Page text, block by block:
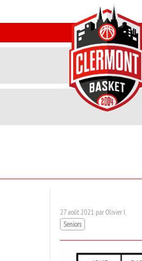
27 août 2021 par Olivier I.
Seniors